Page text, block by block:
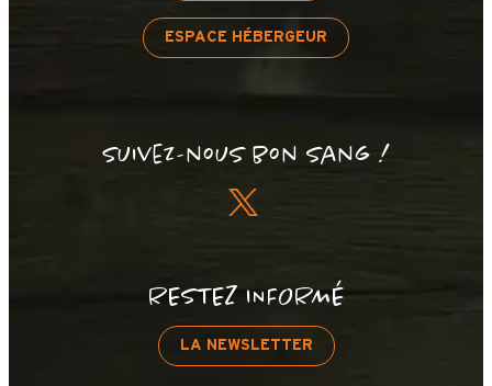
ESPACE HÉBERGEUR
Suivez-nous bon sang !
RESTEZ INFORMÉ
LA NEWSLETTER